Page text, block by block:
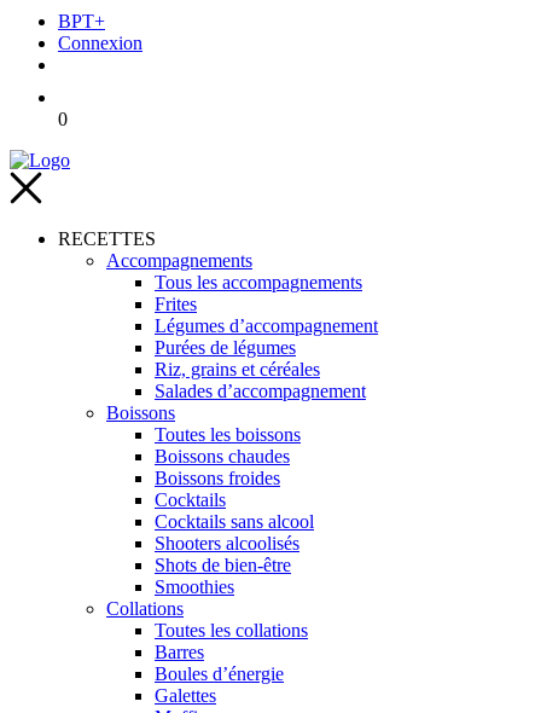
BPT+
Connexion
0
RECETTES
Accompagnements
Tous les accompagnements
Frites
Légumes d’accompagnement
Purées de légumes
Riz, grains et céréales
Salades d’accompagnement
Boissons
Toutes les boissons
Boissons chaudes
Boissons froides
Cocktails
Cocktails sans alcool
Shooters alcoolisés
Shots de bien-être
Smoothies
Collations
Toutes les collations
Barres
Boules d’énergie
Galettes